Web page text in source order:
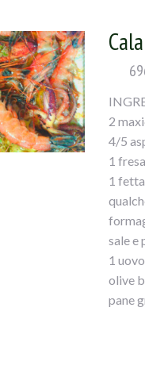
2
4/5
1
1
sale e
1
olive
pane